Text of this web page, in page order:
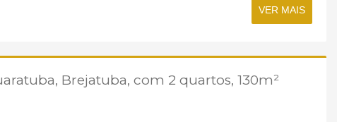
VER MAIS
Brejatuba, com 2 quartos, 130m²